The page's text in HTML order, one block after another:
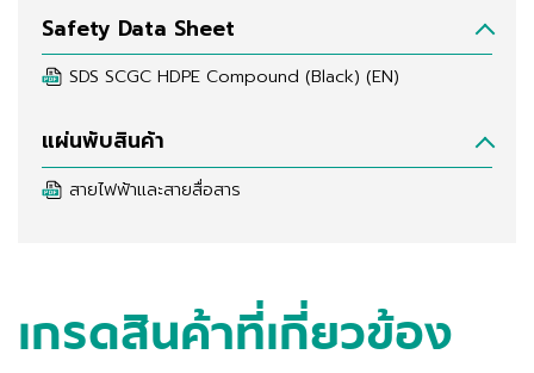
Safety Data Sheet
SDS SCGC HDPE Compound (Black) (EN)
แผ่นพับสินค้า
สายไฟฟ้าและสายสื่อสาร
เกรดสินค้าที่เกี่ยวข้อง